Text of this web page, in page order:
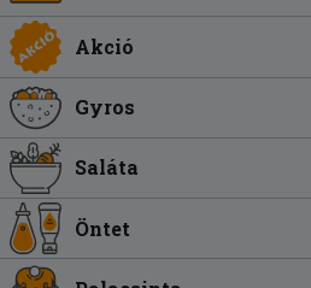
Akció
Gyros
Saláta
Öntet